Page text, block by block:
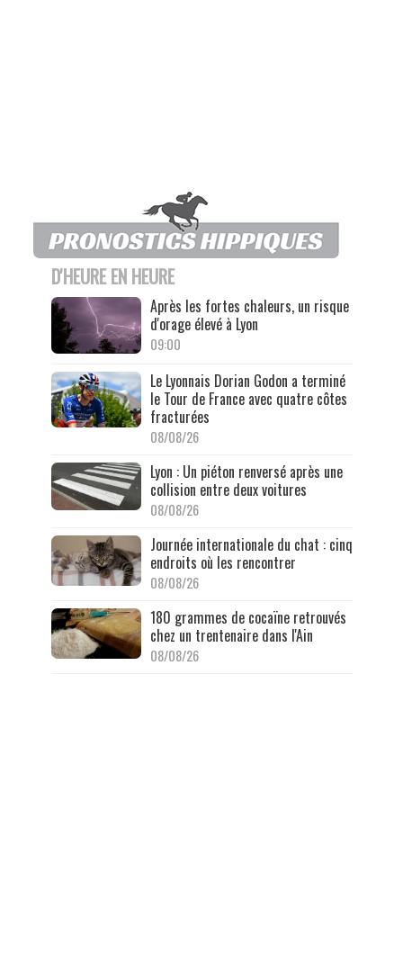
D'HEURE EN HEURE
Après les fortes chaleurs, un risque
d'orage élevé à Lyon
09:00
Le Lyonnais Dorian Godon a terminé
le Tour de France avec quatre côtes
fracturées
08/08/26
Lyon : Un piéton renversé après une
collision entre deux voitures
08/08/26
Journée internationale du chat : cinq
endroits où les rencontrer
08/08/26
180 grammes de cocaïne retrouvés
chez un trentenaire dans l'Ain
08/08/26